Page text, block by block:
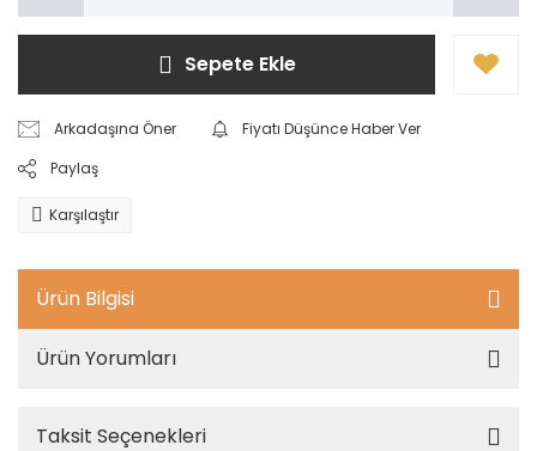
Sepete Ekle
Arkadaşına Öner
Fiyatı Düşünce Haber Ver
Paylaş
Karşılaştır
Ürün Bilgisi
Ürün Yorumları
Taksit Seçenekleri